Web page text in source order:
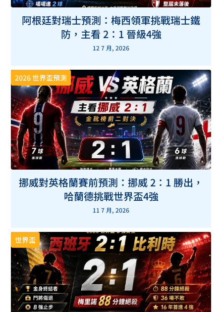
阿根廷對瑞士預測：梅西領軍挑戰瑞士鐵
防，主看 2：1 晉級4強
12 7 月, 2026
2026 世界盃預測
挪威對英格蘭賽前預測：挪威 2：1 勝出，
哈蘭德挑戰世界盃4強
11 7 月, 2026
世界盃